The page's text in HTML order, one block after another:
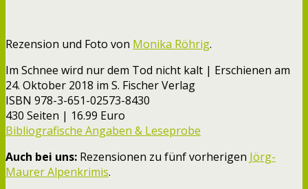
Rezension und Foto von Monika Röhrig.
Im Schnee wird nur dem Tod nicht kalt | Erschienen am
24. Oktober 2018 im S. Fischer Verlag
ISBN 978-3-651-02573-8430
430 Seiten | 16.99 Euro
Bibliografische Angaben & Leseprobe
Auch bei uns: Rezensionen zu fünf vorherigen Jörg-
Maurer Alpenkrimis.